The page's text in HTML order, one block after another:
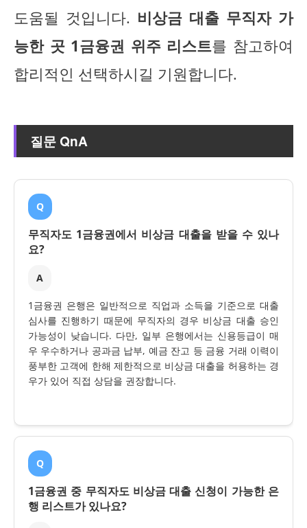
도움될 것입니다. 비상금 대출 무직자 가
능한 곳 1금융권 위주 리스트를 참고하여
합리적인 선택하시길 기원합니다.
질문 QnA
Q
무직자도 1금융권에서 비상금 대출을 받을 수 있나
요?
A
1금융권 은행은 일반적으로 직업과 소득을 기준으로 대출
심사를 진행하기 때문에 무직자의 경우 비상금 대출 승인
가능성이 낮습니다. 다만, 일부 은행에서는 신용등급이 매
우 우수하거나 공과금 납부, 예금 잔고 등 금융 거래 이력이
풍부한 고객에 한해 제한적으로 비상금 대출을 허용하는 경
우가 있어 직접 상담을 권장합니다.
Q
1금융권 중 무직자도 비상금 대출 신청이 가능한 은
행 리스트가 있나요?